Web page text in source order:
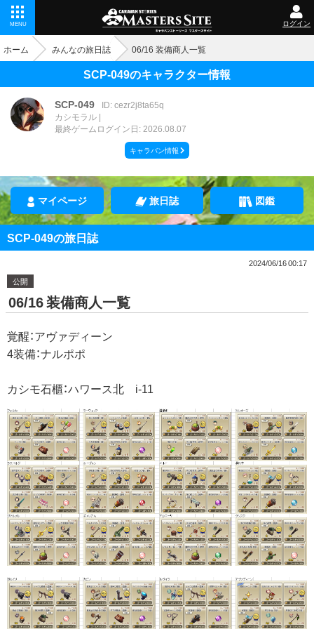
MENU ログイン
ホーム みんなの旅日誌 06/16 装備商人一覧
SCP-049のキャラクター情報
SCP-049
ID: cezr2j8ta65q
カシモラル
最終ゲームログイン日: 2026.08.07
キャラバン情報
マイページ 旅日誌 図鑑
SCP-049の旅日誌
2024/06/16 00:17
公開
06/16 装備商人一覧
覚醒：アヴァディーン
4装備：ナルポポ
カシモ石櫃：ハワース北 i-11